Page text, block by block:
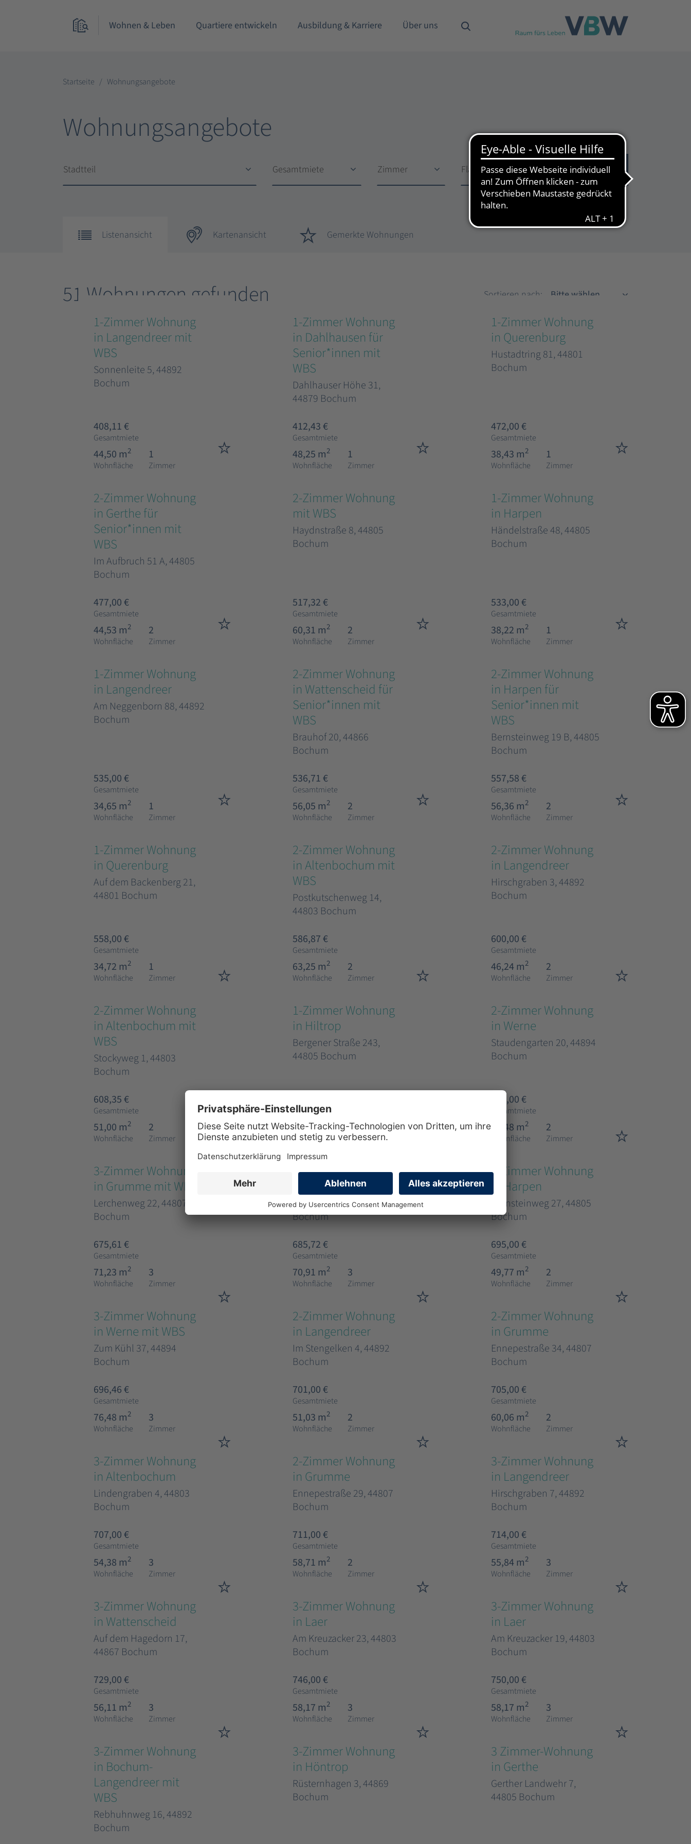
Wohnen & Leben Quartiere entwickeln Ausbildung & Karriere Über uns
Startseite Wohnungsangebote
Wohnungsangebote
Stadtteil Gesamtmiete Zimmer
Fläche
Fläche 51Treffer
Listenansicht Kartenansicht Gemerkte Wohnungen
51 Wohnungen gefunden Sortieren nach:
1-Zimmer Wohnung
in Langendreer mit
WBS
Sonnenleite 5, 44892
Bochum
408,11 €
Gesamtmiete
44,50 m2
Wohnfläche
1
Zimmer
1-Zimmer Wohnung
in Dahlhausen für
Senior*innen mit
WBS
Dahlhauser Höhe 31,
44879 Bochum
412,43 €
Gesamtmiete
48,25 m2
Wohnfläche
1
Zimmer
1-Zimmer Wohnung
in Querenburg
Hustadtring 81, 44801
Bochum
472,00 €
Gesamtmiete
38,43 m2
Wohnfläche
1
Zimmer
2-Zimmer Wohnung
in Gerthe für
Senior*innen mit
WBS
Im Aufbruch 51 A, 44805
Bochum
477,00 €
Gesamtmiete
44,53 m2
Wohnfläche
2
Zimmer
2-Zimmer Wohnung
mit WBS
Haydnstraße 8, 44805
Bochum
517,32 €
Gesamtmiete
60,31 m2
Wohnfläche
2
Zimmer
1-Zimmer Wohnung
in Harpen
Händelstraße 48, 44805
Bochum
533,00 €
Gesamtmiete
38,22 m2
Wohnfläche
1
Zimmer
1-Zimmer Wohnung
in Langendreer
Am Neggenborn 88, 44892
Bochum
535,00 €
Gesamtmiete
34,65 m2
Wohnfläche
1
Zimmer
2-Zimmer Wohnung
in Wattenscheid für
Senior*innen mit
WBS
Brauhof 20, 44866
Bochum
536,71 €
Gesamtmiete
56,05 m2
Wohnfläche
2
Zimmer
2-Zimmer Wohnung
in Harpen für
Senior*innen mit
WBS
Bernsteinweg 19 B, 44805
Bochum
557,58 €
Gesamtmiete
56,36 m2
Wohnfläche
2
Zimmer
1-Zimmer Wohnung
in Querenburg
Auf dem Backenberg 21,
44801 Bochum
558,00 €
Gesamtmiete
34,72 m2
Wohnfläche
1
Zimmer
2-Zimmer Wohnung
in Altenbochum mit
WBS
Postkutschenweg 14,
44803 Bochum
586,87 €
Gesamtmiete
63,25 m2
Wohnfläche
2
Zimmer
2-Zimmer Wohnung
in Langendreer
Hirschgraben 3, 44892
Bochum
600,00 €
Gesamtmiete
46,24 m2
Wohnfläche
2
Zimmer
2-Zimmer Wohnung
in Altenbochum mit
WBS
Stockyweg 1, 44803
Bochum
608,35 €
Gesamtmiete
51,00 m2
Wohnfläche
2
Zimmer
1-Zimmer Wohnung
in Hiltrop
Bergener Straße 243,
44805 Bochum
Gesamtmiete
47,96 m2
Wohnfläche
1
Zimmer
2-Zimmer Wohnung
in Werne
Staudengarten 20, 44894
Bochum
653,00 €
Gesamtmiete
50,48 m2
Wohnfläche
2
Zimmer
3-Zimmer Wohnung
in Grumme mit WBS
Lerchenweg 22, 44807
Bochum
675,61 €
Gesamtmiete
71,23 m2
Wohnfläche
3
Zimmer
3-Zimmer Wohnung
in Höntrop mit WBS
Schlehenweg 12, 44869
Bochum
685,72 €
Gesamtmiete
70,91 m2
Wohnfläche
3
Zimmer
2-Zimmer Wohnung
in Harpen
Bernsteinweg 27, 44805
Bochum
695,00 €
Gesamtmiete
49,77 m2
Wohnfläche
2
Zimmer
3-Zimmer Wohnung
in Werne mit WBS
Zum Kühl 37, 44894
Bochum
696,46 €
Gesamtmiete
76,48 m2
Wohnfläche
3
Zimmer
2-Zimmer Wohnung
in Langendreer
Im Stengelken 4, 44892
Bochum
701,00 €
Gesamtmiete
51,03 m2
Wohnfläche
2
Zimmer
2-Zimmer Wohnung
in Grumme
Ennepestraße 34, 44807
Bochum
705,00 €
Gesamtmiete
60,06 m2
Wohnfläche
2
Zimmer
3-Zimmer Wohnung
in Altenbochum
Lindengraben 4, 44803
Bochum
707,00 €
Gesamtmiete
54,38 m2
Wohnfläche
3
Zimmer
2-Zimmer Wohnung
in Grumme
Ennepestraße 29, 44807
Bochum
711,00 €
Gesamtmiete
58,71 m2
Wohnfläche
2
Zimmer
3-Zimmer Wohnung
in Langendreer
Hirschgraben 7, 44892
Bochum
714,00 €
Gesamtmiete
55,84 m2
Wohnfläche
3
Zimmer
3-Zimmer Wohnung
in Wattenscheid
Auf dem Hagedorn 17,
44867 Bochum
729,00 €
Gesamtmiete
56,11 m2
Wohnfläche
3
Zimmer
3-Zimmer Wohnung
in Laer
Am Kreuzacker 23, 44803
Bochum
746,00 €
Gesamtmiete
58,17 m2
Wohnfläche
3
Zimmer
3-Zimmer Wohnung
in Laer
Am Kreuzacker 19, 44803
Bochum
750,00 €
Gesamtmiete
58,17 m2
Wohnfläche
3
Zimmer
3-Zimmer Wohnung
in Bochum-
Langendreer mit
WBS
Rebhuhnweg 16, 44892
Bochum
3-Zimmer Wohnung
in Höntrop
Rüsternhagen 3, 44869
Bochum
3 Zimmer-Wohnung
in Gerthe
Gerther Landwehr 7,
44805 Bochum